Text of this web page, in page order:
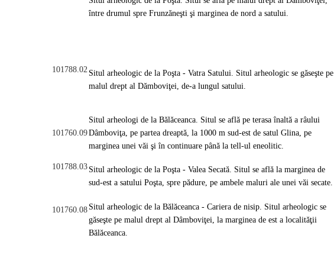
între drumul spre Frunzăneşti şi marginea de nord a satului.
101788.02 Situl arheologic de la Poşta - Vatra Satului. Situl arheologic se găseşte pe
malul drept al Dămboviţei, de-a lungul satului.
101760.09
Situl arheologi de la Bălăceanca. Situl se află pe terasa înaltă a râului
Dâmboviţa, pe partea dreaptă, la 1000 m sud-est de satul Glina, pe
marginea unei văi şi în continuare până la tell-ul eneolitic.
101788.03 Situl arheologic de la Poşta - Valea Secată. Situl se află la marginea de
sud-est a satului Poşta, spre pădure, pe ambele maluri ale unei văi secate.
101760.08 Situl arheologic de la Bălăceanca - Cariera de nisip. Situl arheologic se
găseşte pe malul drept al Dâmboviţei, la marginea de est a localităţii
Bălăceanca.